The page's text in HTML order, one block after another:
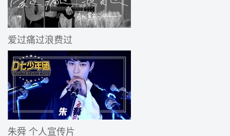
爱过痛过浪费过
朱舜 个人宣传片